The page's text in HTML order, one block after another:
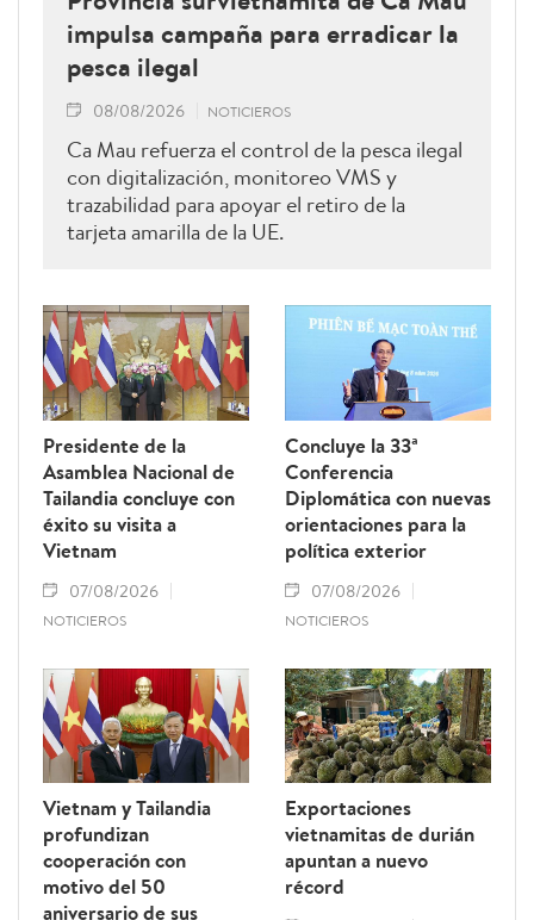
impulsa campaña para erradicar la
pesca ilegal
08/08/2026 NOTICIEROS
Ca Mau refuerza el control de la pesca ilegal
con digitalización, monitoreo VMS y
trazabilidad para apoyar el retiro de la
tarjeta amarilla de la UE.
Presidente de la
Asamblea Nacional de
Tailandia concluye con
éxito su visita a
Vietnam
07/08/2026
NOTICIEROS
Concluye la 33ª
Conferencia
Diplomática con nuevas
orientaciones para la
política exterior
07/08/2026
NOTICIEROS
Vietnam y Tailandia
profundizan
cooperación con
motivo del 50
aniversario de sus
Exportaciones
vietnamitas de durián
apuntan a nuevo
récord